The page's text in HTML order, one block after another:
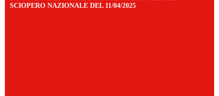
SCIOPERO NAZIONALE DEL 11/04/2025